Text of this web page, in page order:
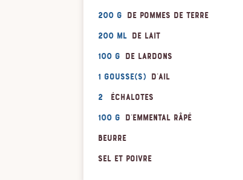
200 g de pommes de terre
200 ml de lait
100 g de lardons
1 gousse(s) d'ail
2 échalotes
100 g d'emmental râpé
Beurre
Sel et poivre